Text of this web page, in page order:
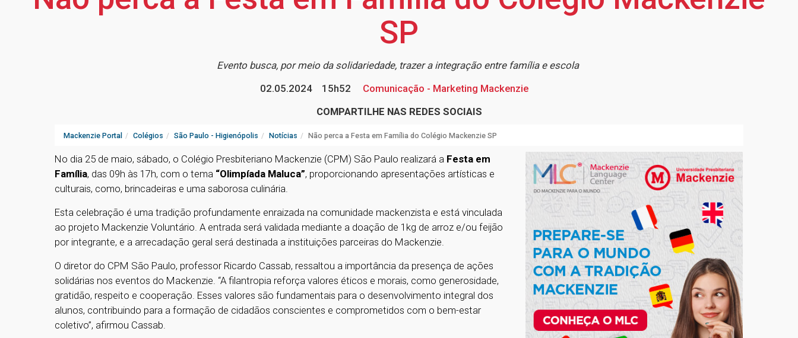
SP
Evento busca, por meio da solidariedade, trazer a integração entre família e escola
02.05.2024
15h52
Comunicação - Marketing Mackenzie
COMPARTILHE NAS REDES SOCIAIS
Mackenzie Portal Colégios São Paulo - Higienópolis Notícias Não perca a Festa em Família do Colégio Mackenzie SP
No dia 25 de maio, sábado, o Colégio Presbiteriano Mackenzie (CPM) São Paulo realizará a Festa em
Família, das 09h às 17h, com o tema “Olimpíada Maluca”, proporcionando apresentações artísticas e
culturais, como, brincadeiras e uma saborosa culinária.
Esta celebração é uma tradição profundamente enraizada na comunidade mackenzista e está vinculada
ao projeto Mackenzie Voluntário. A entrada será validada mediante a doação de 1kg de arroz e/ou feijão
por integrante, e a arrecadação geral será destinada a instituições parceiras do Mackenzie.
O diretor do CPM São Paulo, professor Ricardo Cassab, ressaltou a importância da presença de ações
solidárias nos eventos do Mackenzie. “A filantropia reforça valores éticos e morais, como generosidade,
gratidão, respeito e cooperação. Esses valores são fundamentais para o desenvolvimento integral dos
alunos, contribuindo para a formação de cidadãos conscientes e comprometidos com o bem-estar
coletivo”, afirmou Cassab.